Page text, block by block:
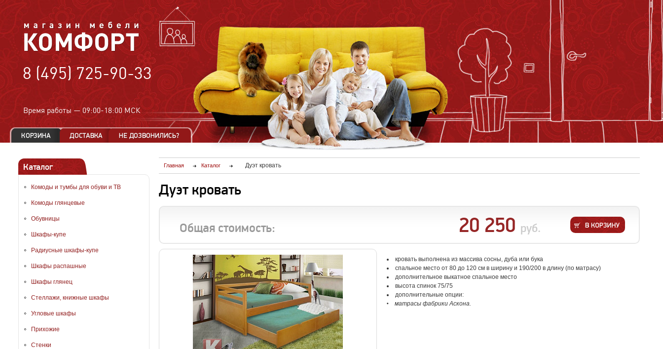
8 (495) 725-90-33
Время работы — 09:00-18:00 МСК
Каталог
Комоды и тумбы для обуви и ТВ
Комоды глянцевые
Обувницы
Шкафы-купе
Радиусные шкафы-купе
Шкафы распашные
Шкафы глянец
Стеллажи, книжные шкафы
Угловые шкафы
Прихожие
Стенки
Главная Каталог Дуэт кровать
Дуэт кровать
Общая стоимость: 20 250 руб.
кровать выполнена из массива сосны, дуба или бука
спальное место от 80 до 120 см в ширину и 190/200 в длину (по матрасу)
дополнительное выкатное спальное место
высота спинок 75/75
дополнительные опции:
матрасы фабрики Аскона.